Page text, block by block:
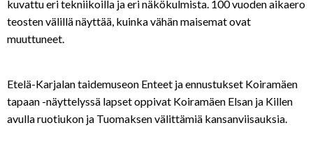
kuvattu eri tekniikoilla ja eri näkökulmista. 100 vuoden aikaero
teosten välillä näyttää, kuinka vähän maisemat ovat
muuttuneet.
Etelä-Karjalan taidemuseon Enteet ja ennustukset Koiramäen
tapaan -näyttelyssä lapset oppivat Koiramäen Elsan ja Killen
avulla ruotiukon ja Tuomaksen välittämiä kansanviisauksia.